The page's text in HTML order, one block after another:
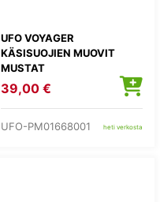
UFO VOYAGER
KÄSISUOJIEN MUOVIT
MUSTAT
39,00 €
UFO-PM01668001 heti verkosta